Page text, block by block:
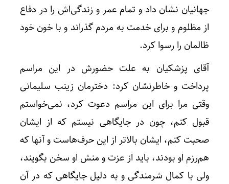
جهانیان نشان داد و تمام عمر و زندگی‌اش را در دفاع
از مظلوم و برای خدمت به مردم گذراند و با خون خود
ظالمان را رسوا کرد.
آقای پزشکیان به علت حضورش در این مراسم
پرداخت و خاطرنشان کرد: دخترمان زینب سلیمانی
وقتی مرا برای این مراسم دعوت کرد، نمی‌خواستم
قبول کنم، چون در جایگاهی نیستم که از ایشان
صحبت کنم، ایشان بالاتر از این حرف‌هاست و آنها که
هم‌رزم او بودند، باید از عزت و منش او سخن بگویند،
ولی با کمال شرمندگی و به دلیل جایگاهی که در آن